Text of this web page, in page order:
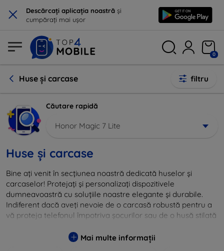
× Descărcați aplicația noastră și
cumpărați mai ușor
0
Huse și carcase filtru
Căutare rapidă
Honor Magic 7 Lite
Huse și carcase
Bine ați venit în secțiunea noastră dedicată huselor și
carcaselor! Protejați și personalizați dispozitivele
dumneavoastră cu soluțiile noastre elegante și durabile.
Indiferent dacă aveți nevoie de o carcasă robustă pentru a
vă proteja telefonul împotriva șocurilor sau de o husă stilată
îndeplinească toate cerințele dvs. Descoperiți varietatea
Mai multe informații